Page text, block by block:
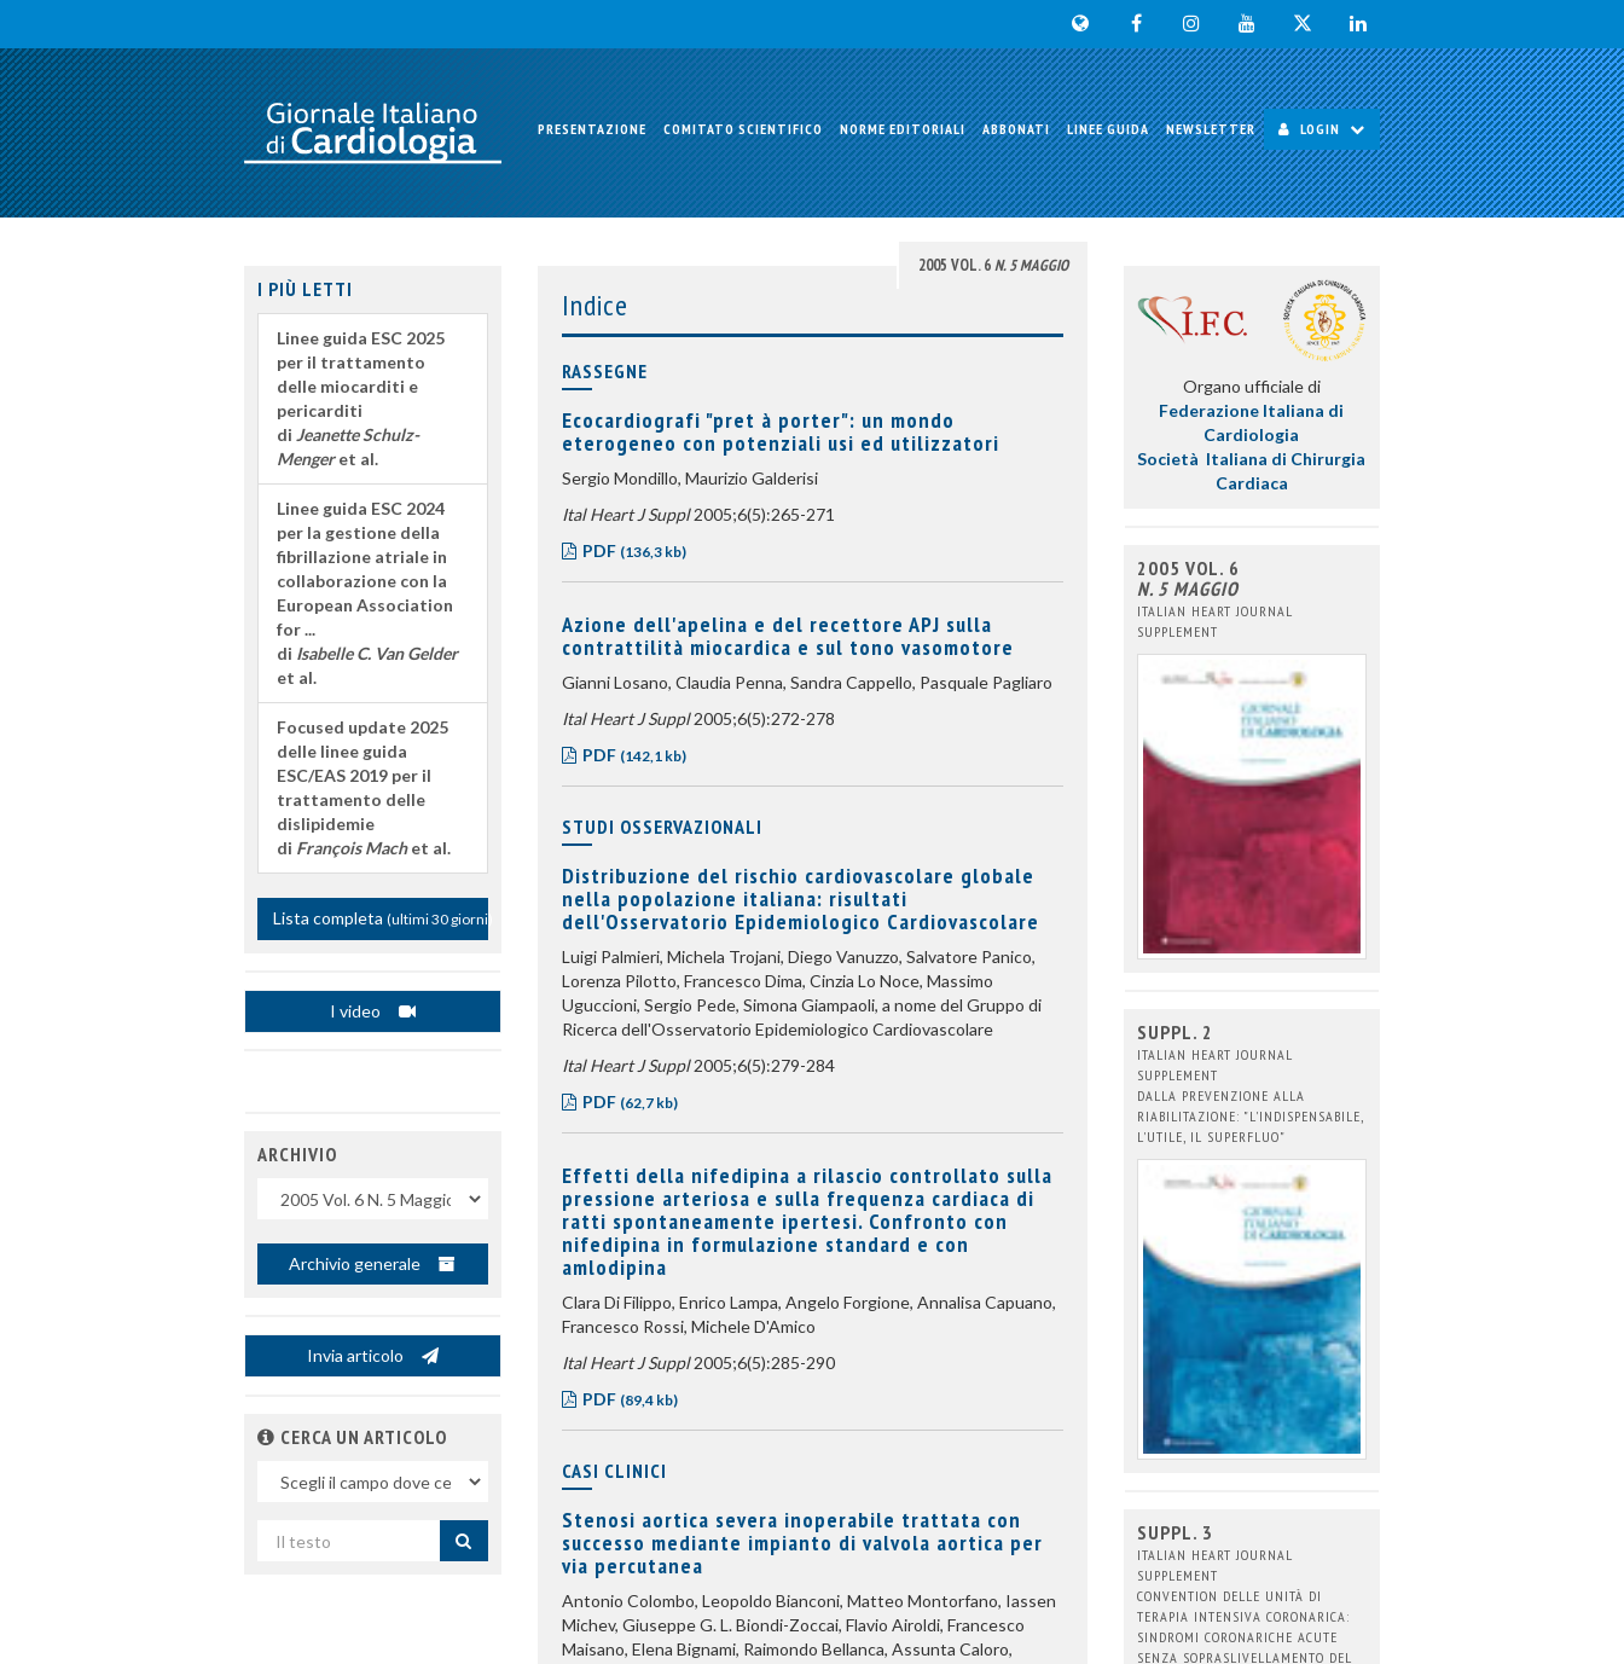
PRESENTAZIONE COMITATO SCIENTIFICO NORME EDITORIALI ABBONATI LINEE GUIDA NEWSLETTER LOGIN
2005 VOL. 6N. 5 MAGGIO
Indice
RASSEGNE
Ecocardiografi "pret à porter": un mondo
eterogeneo con potenziali usi ed utilizzatori
Sergio Mondillo, Maurizio Galderisi
Ital Heart J Suppl2005;6(5):265-271
PDF (136,3 kb)
Azione dell'apelina e del recettore APJ sulla
contrattilità miocardica e sul tono vasomotore
Gianni Losano, Claudia Penna, Sandra Cappello, Pasquale Pagliaro
Ital Heart J Suppl2005;6(5):272-278
PDF (142,1 kb)
STUDI OSSERVAZIONALI
Distribuzione del rischio cardiovascolare globale
nella popolazione italiana: risultati
dell'Osservatorio Epidemiologico Cardiovascolare
Luigi Palmieri, Michela Trojani, Diego Vanuzzo, Salvatore Panico,
Lorenza Pilotto, Francesco Dima, Cinzia Lo Noce, Massimo
Uguccioni, Sergio Pede, Simona Giampaoli, a nome del Gruppo di
Ricerca dell'Osservatorio Epidemiologico Cardiovascolare
Ital Heart J Suppl2005;6(5):279-284
PDF (62,7 kb)
Effetti della nifedipina a rilascio controllato sulla
pressione arteriosa e sulla frequenza cardiaca di
ratti spontaneamente ipertesi. Confronto con
nifedipina in formulazione standard e con
amlodipina
Clara Di Filippo, Enrico Lampa, Angelo Forgione, Annalisa Capuano,
Francesco Rossi, Michele D'Amico
Ital Heart J Suppl2005;6(5):285-290
PDF (89,4 kb)
CASI CLINICI
Stenosi aortica severa inoperabile trattata con
successo mediante impianto di valvola aortica per
via percutanea
Antonio Colombo, Leopoldo Bianconi, Matteo Montorfano, Iassen
Michev, Giuseppe G. L. Biondi-Zoccai, Flavio Airoldi, Francesco
Maisano, Elena Bignami, Raimondo Bellanca, Assunta Caloro,
I PIÙ LETTI
Linee guida ESC 2025
per il trattamento
delle miocarditi e
pericarditi
di Jeanette Schulz-
Mengeret al.
Linee guida ESC 2024
per la gestione della
fibrillazione atriale in
collaborazione con la
European Association
for ...
di Isabelle C. Van Gelder
et al.
Focused update 2025
delle linee guida
ESC/EAS 2019 per il
trattamento delle
dislipidemie
di François Machet al.
Lista completa (ultimi 30 giorni)
I video
ARCHIVIO
Archivio generale
Invia articolo
CERCA UN ARTICOLO
campo
per
Organo ufficiale di
Federazione Italiana di
Cardiologia
Società Italiana di Chirurgia
Cardiaca
2005 VOL. 6
N. 5 MAGGIO
ITALIAN HEART JOURNAL
SUPPLEMENT
SUPPL. 2
ITALIAN HEART JOURNAL
SUPPLEMENT
DALLA PREVENZIONE ALLA
RIABILITAZIONE: "L'INDISPENSABILE,
L'UTILE, IL SUPERFLUO"
SUPPL. 3
ITALIAN HEART JOURNAL
SUPPLEMENT
CONVENTION DELLE UNITÀ DI
TERAPIA INTENSIVA CORONARICA:
SINDROMI CORONARICHE ACUTE
SENZA SOPRASLIVELLAMENTO DEL